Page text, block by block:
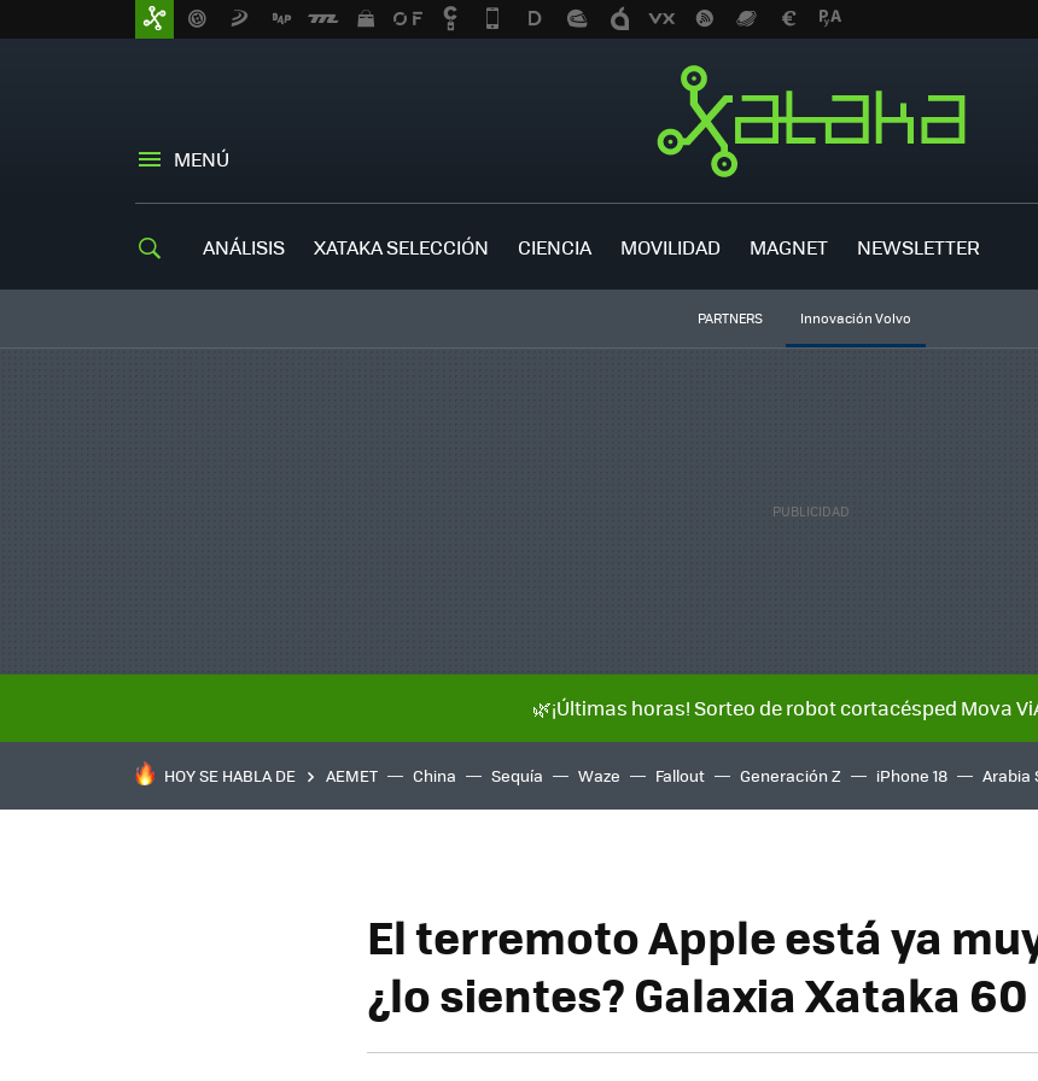
MENÚ
ANÁLISIS XATAKA SELECCIÓN CIENCIA MOVILIDAD MAGNET NEWSLETTER
PARTNERS Innovación Volvo
🌿¡Últimas horas! Sorteo de robot cortacésped Mova
HOY SE HABLA DE AEMET China Sequía Waze Fallout Generación Z iPhone 18 Arabia
El terremoto Apple está ya
¿lo sientes? Galaxia Xataka 60